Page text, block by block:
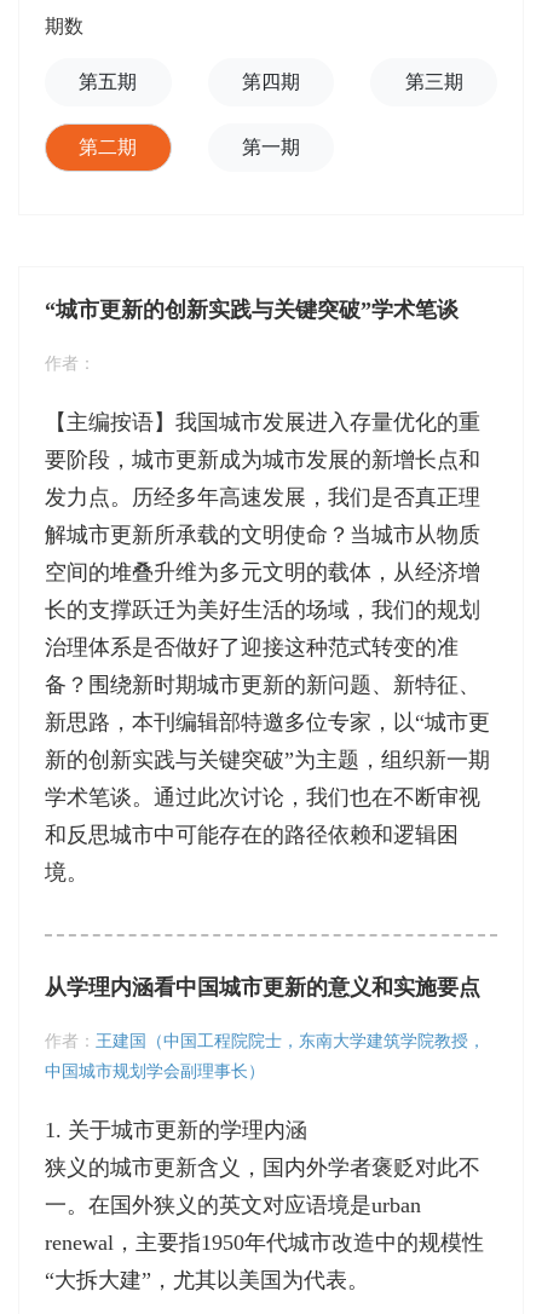
期数
第五期 第四期 第三期
第二期 第一期
“城市更新的创新实践与关键突破”学术笔谈
作者：
【主编按语】我国城市发展进入存量优化的重
要阶段，城市更新成为城市发展的新增长点和
发力点。历经多年高速发展，我们是否真正理
解城市更新所承载的文明使命？当城市从物质
空间的堆叠升维为多元文明的载体，从经济增
长的支撑跃迁为美好生活的场域，我们的规划
治理体系是否做好了迎接这种范式转变的准
备？围绕新时期城市更新的新问题、新特征、
新思路，本刊编辑部特邀多位专家，以“城市更
新的创新实践与关键突破”为主题，组织新一期
学术笔谈。通过此次讨论，我们也在不断审视
和反思城市中可能存在的路径依赖和逻辑困
境。
从学理内涵看中国城市更新的意义和实施要点
作者： 王建国（中国工程院院士，东南大学建筑学院教授，
中国城市规划学会副理事长）
1. 关于城市更新的学理内涵
狭义的城市更新含义，国内外学者褒贬对此不
一。在国外狭义的英文对应语境是urban
renewal，主要指1950年代城市改造中的规模性
“大拆大建”，尤其以美国为代表。